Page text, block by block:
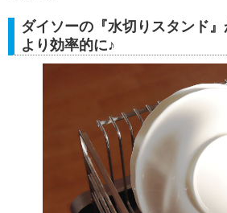
ダイソーの『水切りスタンド
より効率的に♪